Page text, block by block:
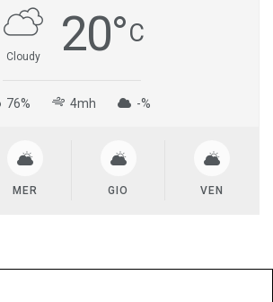
Cloudy 20°C
76% 4mh -%
MER GIO VEN